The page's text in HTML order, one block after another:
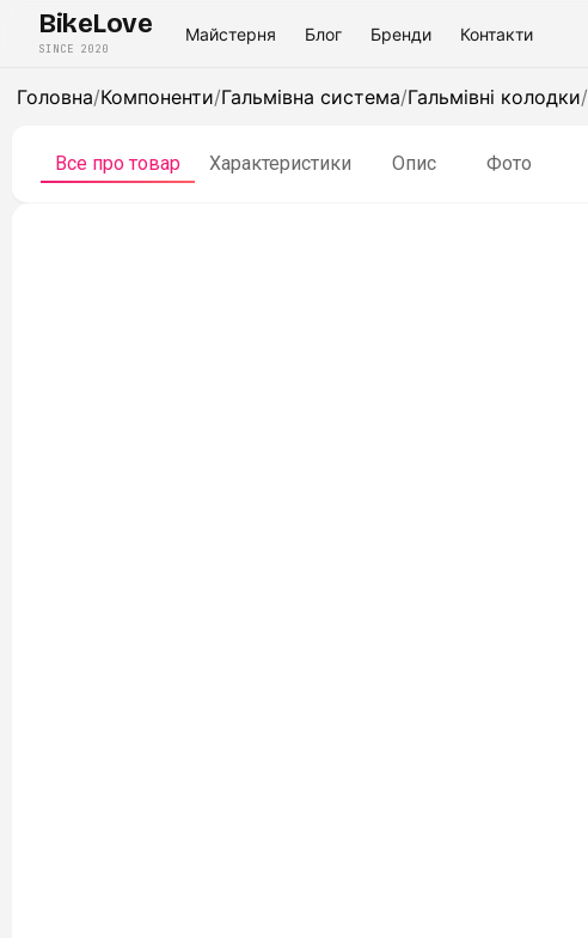
BikeLove
SINCE 2020
Майстерня Блог Бренди Контакти
Головна/Компоненти/Гальмівна система/Гальмівні колодки/
Все про товар Характеристики Опис Фото